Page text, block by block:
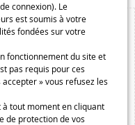
connexion). Le
est soumis à votre
fondées sur votre
fonctionnement du site et
pas requis pour ces
» vous refusez les
tout moment en cliquant
de protection de vos